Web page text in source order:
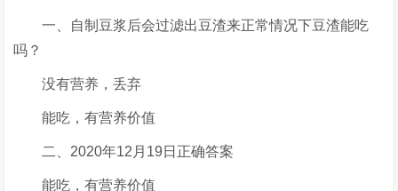
一、自制豆浆后会过滤出豆渣来正常情况下豆渣能吃
吗？
没有营养，丢弃
能吃，有营养价值
二、2020年12月19日正确答案
能吃，有营养价值